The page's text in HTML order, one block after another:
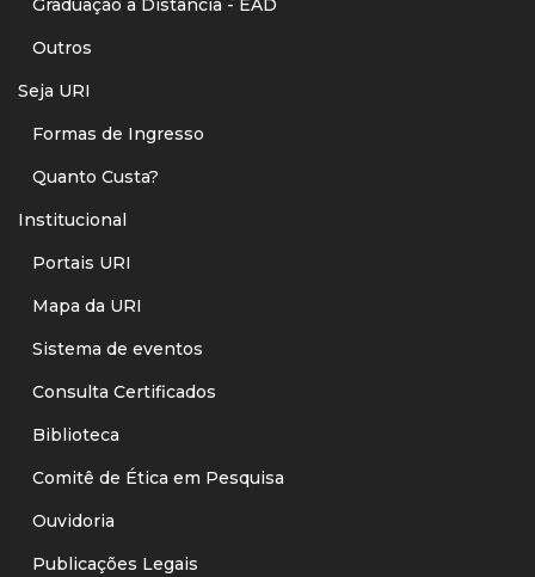
Graduação a Distância - EAD
Outros
Seja URI
Formas de Ingresso
Quanto Custa?
Institucional
Portais URI
Mapa da URI
Sistema de eventos
Consulta Certificados
Biblioteca
Comitê de Ética em Pesquisa
Ouvidoria
Publicações Legais